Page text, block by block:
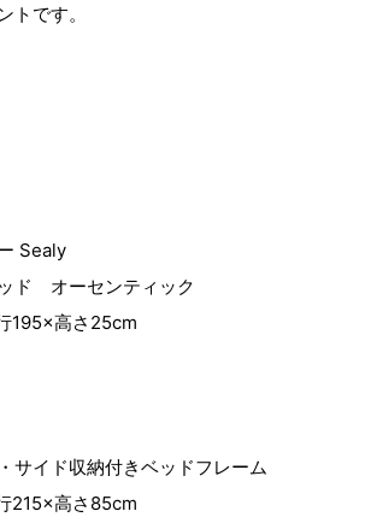
トです。
Sealy
ド オーセンティック
195×高さ25cm
サイド収納付きベッドフレーム
215×高さ85cm